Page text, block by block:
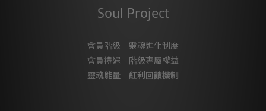
Soul Project
會員階級｜靈魂進化制度
會員禮遇｜階級專屬權益
靈魂能量｜紅利回饋機制